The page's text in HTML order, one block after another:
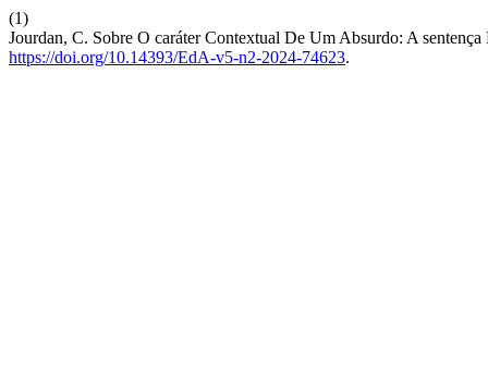
(1)
Jourdan, C. Sobre O caráter Contextual De Um Absurdo: A
https://doi.org/10.14393/EdA-v5-n2-2024-74623.